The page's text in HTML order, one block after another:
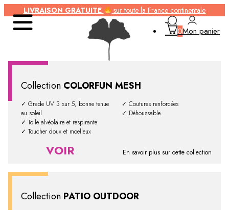
LIVRAISON GRATUITE sur toute la France continentale
0Mon panier
Collection COLORFUN MESH
✓ Grade UV 3 sur 5, bonne tenue
au soleil
✓ Toile alvéolaire et respirante
✓ Toucher doux et moelleux
✓ Coutures renforcées
✓ Déhoussable
VOIR En savoir plus sur cette collection
Collection PATIO OUTDOOR